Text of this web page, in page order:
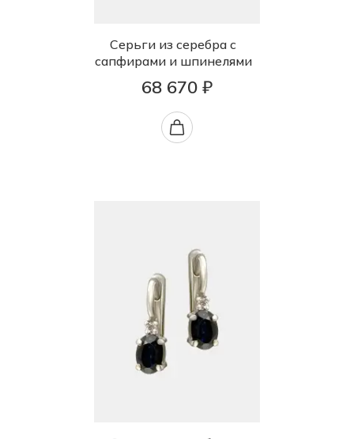
Серьги из серебра с
сапфирами и шпинелями
68 670 ₽